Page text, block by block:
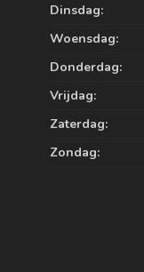
Dinsdag:
Woensdag:
Donderdag:
Vrijdag:
Zaterdag:
Zondag: